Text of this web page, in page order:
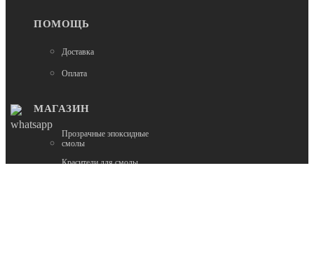
ПОМОЩЬ
Доставка
Оплата
МАГАЗИН
Прозрачные эпоксидные
смолы
Красители для смолы